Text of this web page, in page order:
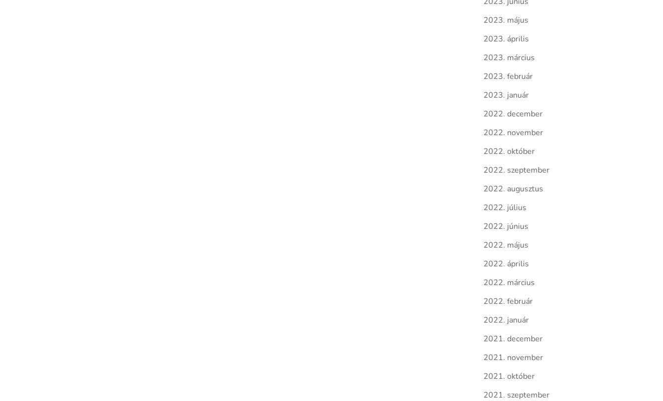
2023. május
2023. április
2023. március
2023. február
2023. január
2022. december
2022. november
2022. október
2022. szeptember
2022. augusztus
2022. július
2022. június
2022. május
2022. április
2022. március
2022. február
2022. január
2021. december
2021. november
2021. október
2021. szeptember